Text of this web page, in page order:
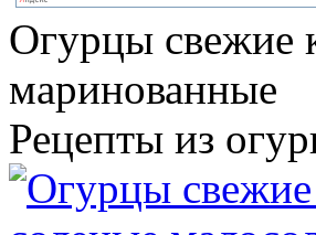
Огурцы свежие
маринованные
Рецепты из